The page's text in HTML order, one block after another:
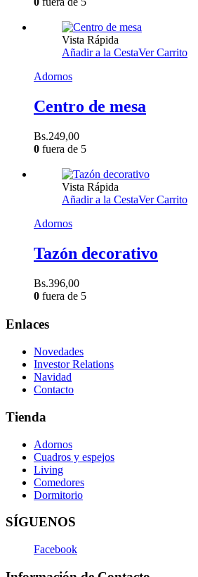
Vista Rápida
Añadir a la CestaVer Carrito
Adornos
Centro de mesa
Bs.249,00
0 fuera de 5
Vista Rápida
Añadir a la CestaVer Carrito
Adornos
Tazón decorativo
Bs.396,00
0 fuera de 5
Enlaces
Novedades
Investor Relations
Navidad
Contacto
Tienda
Adornos
Cuadros y espejos
Living
Comedores
Dormitorio
SÍGUENOS
Facebook